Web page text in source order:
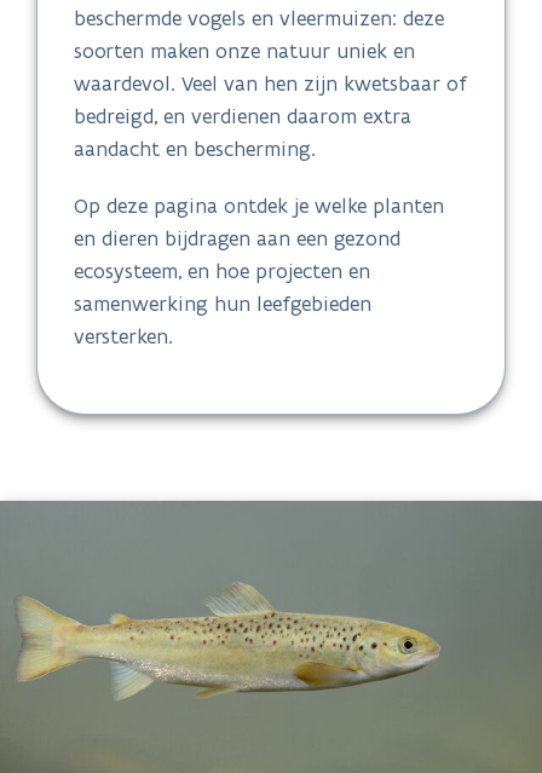
beschermde vogels en vleermuizen: deze
soorten maken onze natuur uniek en
waardevol. Veel van hen zijn kwetsbaar of
bedreigd, en verdienen daarom extra
aandacht en bescherming.
Op deze pagina ontdek je welke planten
en dieren bijdragen aan een gezond
ecosysteem, en hoe projecten en
samenwerking hun leefgebieden
versterken.